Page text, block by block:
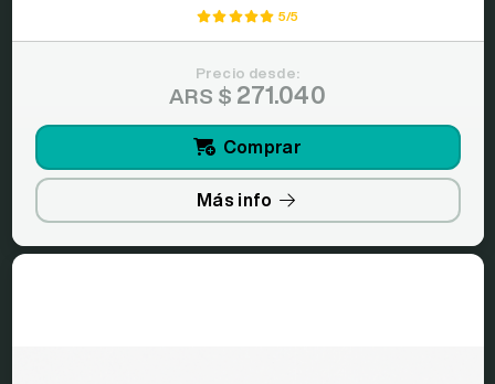
5/5
Precio desde:
ARS $ 271.040
Comprar
Más info